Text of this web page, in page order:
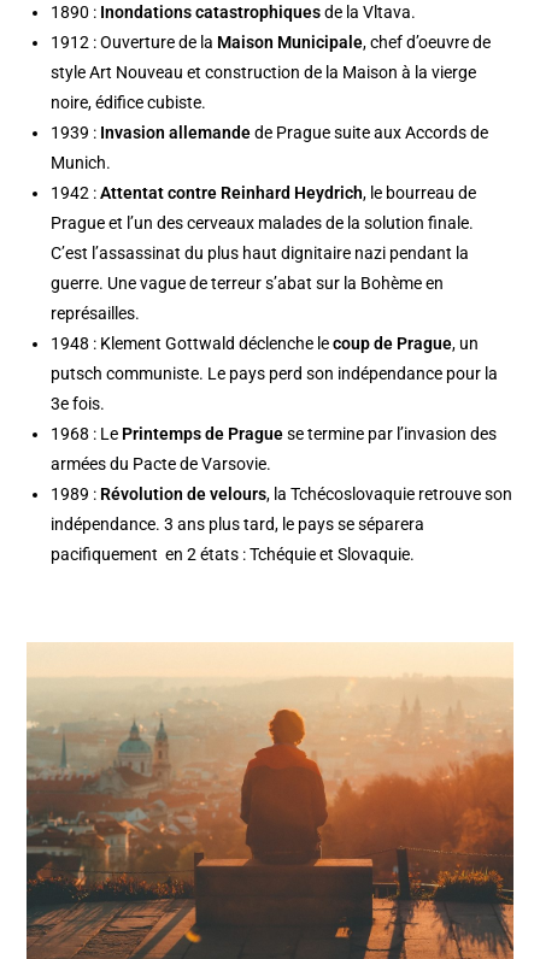
1890 : Inondations catastrophiquesde laVltava.
1912 : Ouverture de la Maison Municipale, chef d’oeuvre de
style Art Nouveau et construction de la Maison à la vierge
noire, édifice cubiste.
1939 : Invasion allemandede Prague suite aux Accords de
Munich.
1942 :Attentat contre Reinhard Heydrich, le bourreau de
Prague et l’un des cerveaux malades de la solution finale.
C’est l’assassinat du plus haut dignitaire nazi pendant la
guerre. Une vague de terreur s’abat sur la Bohème en
représailles.
1948 : Klement Gottwald déclenche lecoup de Prague, un
putsch communiste. Le pays perd son indépendance pour la
3e fois.
1968 : Le Printemps de Praguese termine par l’invasion des
armées du Pacte de Varsovie.
1989 : Révolution de velours, la Tchécoslovaquie retrouve son
indépendance. 3 ans plus tard, le pays se séparera
pacifiquement en 2 états : Tchéquie et Slovaquie.